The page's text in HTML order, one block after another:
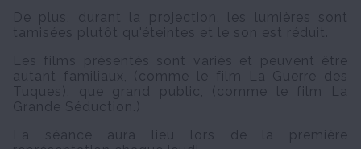
De plus, durant la projection, les lumières sont
tamisées plutôt qu'éteintes et le son est réduit.
Les films présentés sont variés et peuvent être
autant familiaux, (comme le film La Guerre des
Tuques), que grand public, (comme le film La
Grande Séduction.)
La séance aura lieu lors de la première